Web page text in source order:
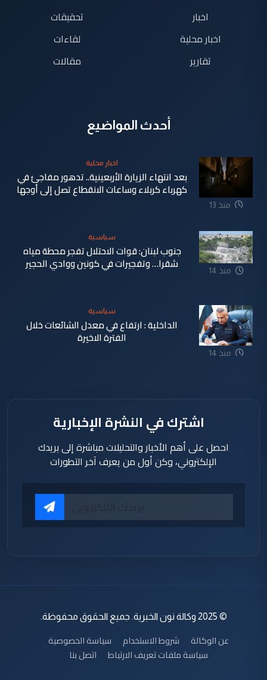
اخبار
اخبار محلية
تقارير
تحقيقات
لقاءات
مقالات
أحدث المواضيع
منذ 13
اخبار محلية
بعد انتهاء الزيارة الأربعينية.. تدهور مفاجئ في
كهرباء كربلاء وساعات الانقطاع تصل إلى أوجها
منذ 14
سياسية
جنوب لبنان: قوات الاحتلال تفجر محطة مياه
شقرا… وتفجيرات في كونين ووادي الحجير
منذ 14
سياسية
الداخلية : ارتفاع في معدل الشائعات خلال
الفترة الاخيرة
اشترك في النشرة الإخبارية
احصل على أهم الأخبار والتحليلات مباشرة إلى بريدك
الإلكتروني، وكن أول من يعرف آخر التطورات
© 2025 وكالة نون الخبرية. جميع الحقوق محفوظة.
عن الوكالة شروط الاستخدام
سياسة الخصوصية
سياسة ملفات تعريف الارتباط
اتصل بنا